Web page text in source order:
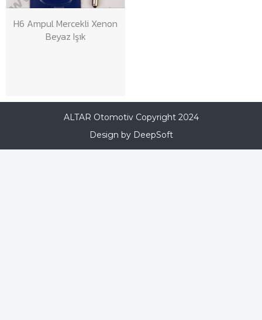
H6 Ampul Mercekli Xenon
Beyaz Işık
ALTAR Otomotiv Copyright 2024
Design by DeepSoft